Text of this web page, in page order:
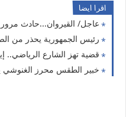
اقرا ايضا
عاجل/ القيروان...حادث مرور خطير
رئيس الجمهورية يحذر من
قضية تهز الشارع الرياضي.. إيقاف
خبير الطقس محرز الغنوشي